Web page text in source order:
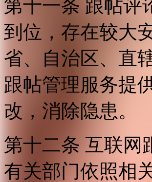
第十一条 跟帖评
到位，存在较大
省、自治区、直
跟帖管理服务提
改，消除隐患。
第十二条 互联网
有关部门依照相